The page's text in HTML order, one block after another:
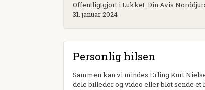
Offentligtgjort i Lukket. Din Avis
31. januar 2024
Personlig hilsen
Sammen kan vi mindes Erling Kurt
dele billeder og video eller blot sende et